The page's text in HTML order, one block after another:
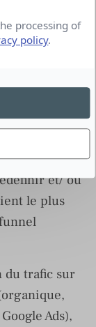
Quels
par
la direction
est faite par
et/ ou
le plus
du trafic sur
Ads),
processing of
policy.